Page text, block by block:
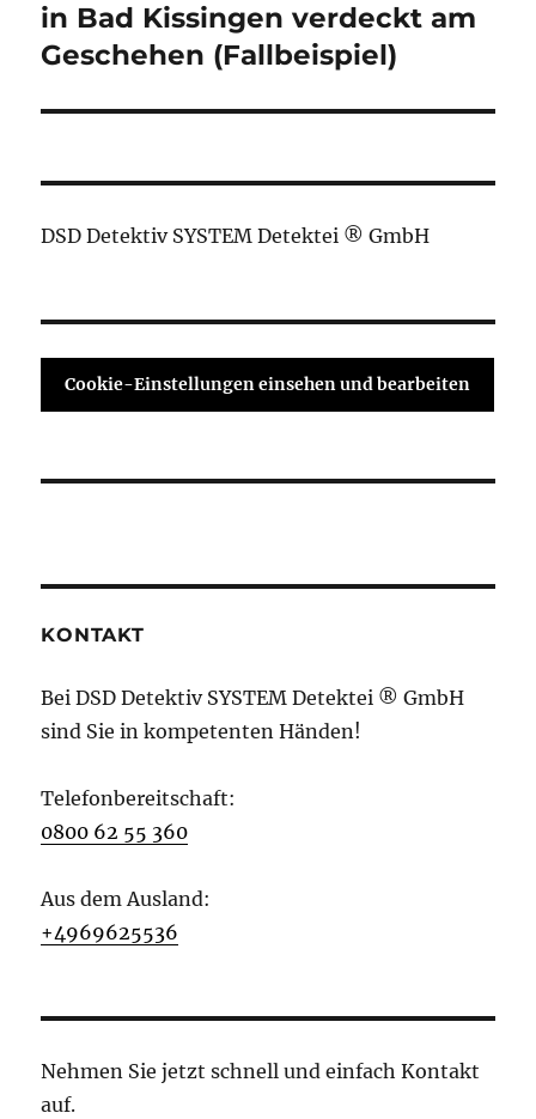
in Bad Kissingen verdeckt am
Geschehen (Fallbeispiel)
DSD Detektiv SYSTEM Detektei ® GmbH
Cookie-Einstellungen einsehen und bearbeiten
KONTAKT
Bei DSD Detektiv SYSTEM Detektei ® GmbH
sind Sie in kompetenten Händen!
Telefonbereitschaft:
0800 62 55 360
Aus dem Ausland:
+4969625536
Nehmen Sie jetzt schnell und einfach Kontakt
auf.